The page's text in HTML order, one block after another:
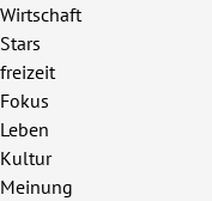
Wirtschaft
Stars
freizeit
Fokus
Leben
Kultur
Meinung